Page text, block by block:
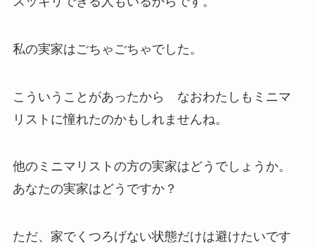
私の実家はごちゃごちゃでした。
こういうことがあったから なおわたしもミニマ
リストに憧れたのかもしれませんね。
他のミニマリストの方の実家はどうでしょうか。
あなたの実家はどうですか？
ただ、家でくつろげない状態だけは避けたいです